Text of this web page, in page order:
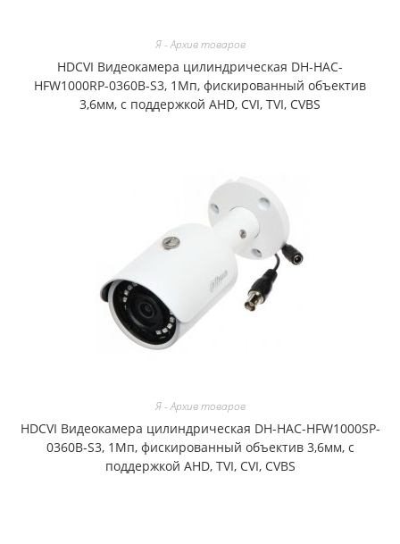
Я - Архив товаров
HDCVI Видеокамера цилиндрическая DH-HAC-
HFW1000RP-0360B-S3, 1Мп, фискированный объектив
3,6мм, с поддержкой AHD, CVI, TVI, CVBS
Я - Архив товаров
HDCVI Видеокамера цилиндрическая DH-HAC-HFW1000SP-
0360B-S3, 1Мп, фискированный объектив 3,6мм, с
поддержкой AHD, TVI, CVI, CVBS